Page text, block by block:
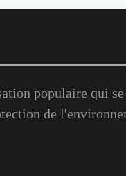
populaire qui
de